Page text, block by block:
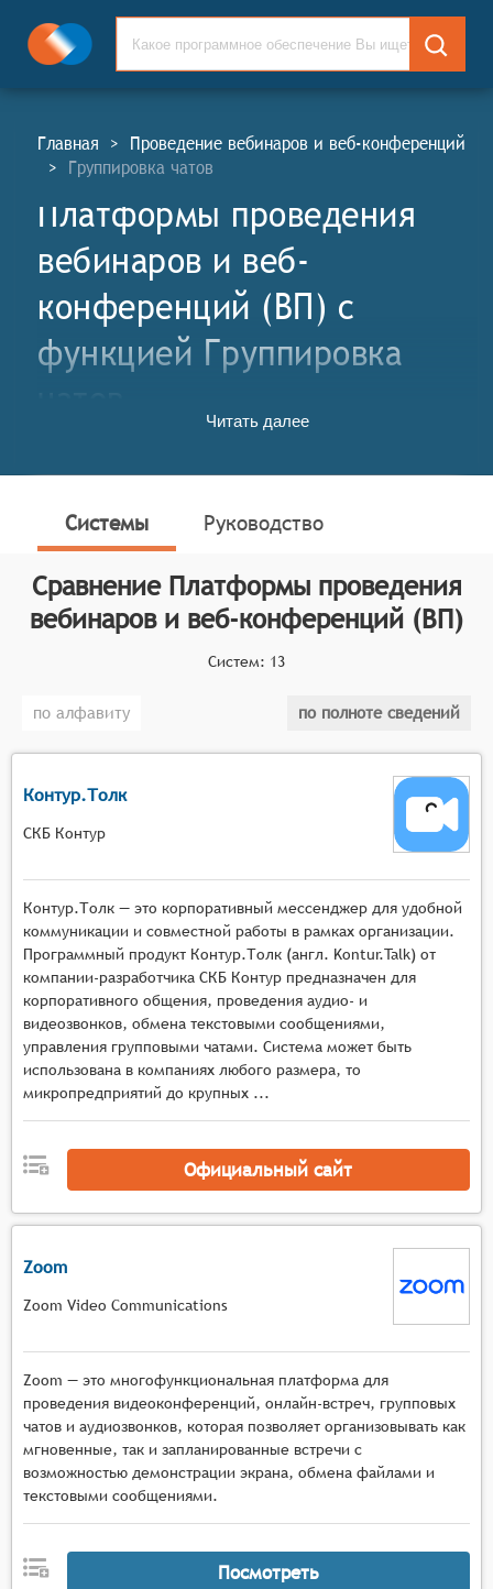
Главная > Проведение вебинаров и веб-конференций
> Группировка чатов
Платформы проведения
вебинаров и веб-
конференций (ВП) c
функцией Группировка
онлайн-сервисы, предназначенные для организации
и проведения вебинаров, веб-конференций, онлайн-
тренингов, онлайн-презентаций, онлайн-обучения и
онлайн-встреч. Данные платформы функционируют
на основе программного обеспечения, которое
режиме реального времени.
для систем. Для того, чтобы быть представленными
на рынке платформ проведения вебинаров и веб-
конференций, системы должны иметь следующие
Масштабируемая видеотрансляция с
поддержкой высокой нагрузки, возможностью
подключения тысяч участников одновременно,
адаптивным качеством потока в зависимости от
условий сети и автоматическим
переключением режимов отображения,
Мультимедийная среда с инструментами
демонстрации экрана, работы с виртуальными
досками, показа презентаций и документов, а
также поддержкой различных форматов
мультимедийного контента в реальном
организации групповых дискуссий и
нескольких ведущих и модераторов,
возможностью переключения между
спикерами, управления доступом к функциям и
материалам, а также контроля активности
участников,
Коммуникационные инструменты с
многопользовательским чатом, функцией
поднятия руки, приватными сообщениями,
Читать далее
Системы Руководство
Сравнение Платформы проведения
вебинаров и веб-конференций (ВП)
Систем: 13
по алфавиту по полноте сведений
Контур.Толк
СКБ Контур
Контур.Толк — это корпоративный мессенджер для удобной
коммуникации и совместной работы в рамках организации.
Программный продукт Контур.Толк (англ. Kontur.Talk) от
компании-разработчика СКБ Контур предназначен для
корпоративного общения, проведения аудио- и
видеозвонков, обмена текстовыми сообщениями,
управления групповыми чатами. Система может быть
использована в компаниях любого размера, то
микропредприятий до крупных ...
Официальный сайт
Zoom
Zoom Video Communications
Zoom — это многофункциональная платформа для
проведения видеоконференций, онлайн-встреч, групповых
чатов и аудиозвонков, которая позволяет организовывать как
мгновенные, так и запланированные встречи с
возможностью демонстрации экрана, обмена файлами и
текстовыми сообщениями.
Посмотреть